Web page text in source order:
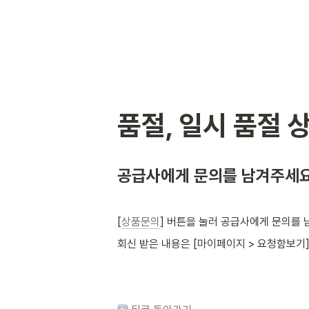
품절, 일시 품절
공급사에게 문의를 남겨주세
[상품문의 ] 버튼을 눌러 공급사에게 문의를
회신 받은 내용은 [마이페이지 > 요청함보